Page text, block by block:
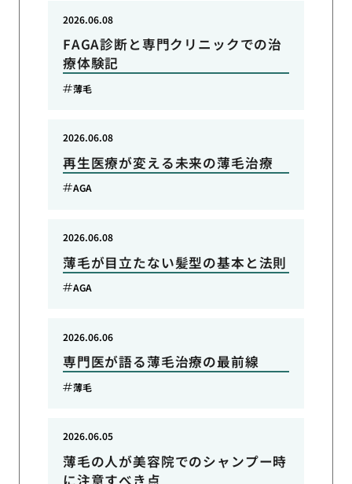
FAGA診断と専門クリニックでの治
療体験記
2026.06.08
薄毛
再生医療が変える未来の薄毛治療
2026.06.08
AGA
薄毛が目立たない髪型の基本と法則
2026.06.08
AGA
専門医が語る薄毛治療の最前線
2026.06.06
薄毛
薄毛の人が美容院でのシャンプー時
に注意すべき点
2026.06.05